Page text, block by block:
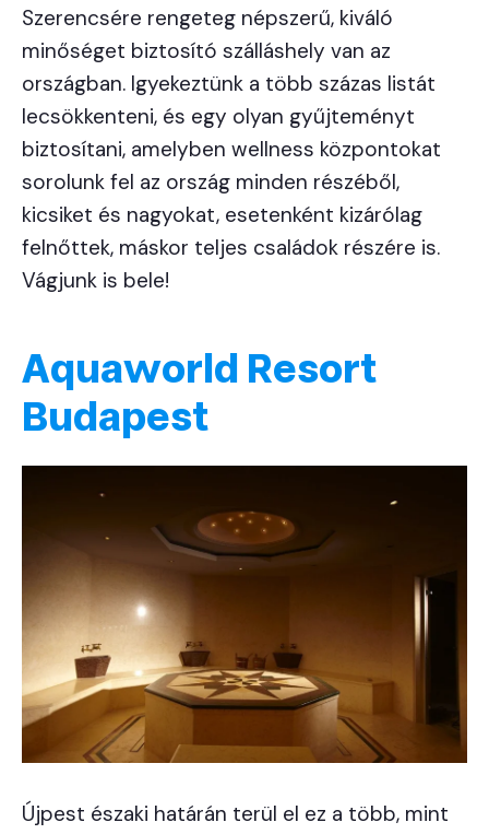
Szerencsére rengeteg népszerű, kiváló
minőséget biztosító szálláshely van az
országban. Igyekeztünk a több százas listát
lecsökkenteni, és egy olyan gyűjteményt
biztosítani, amelyben wellness központokat
sorolunk fel az ország minden részéből,
kicsiket és nagyokat, esetenként kizárólag
felnőttek, máskor teljes családok részére is.
Vágjunk is bele!
Aquaworld Resort
Budapest
Újpest északi határán terül el ez a több, mint